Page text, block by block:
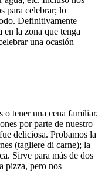
para celebrar; lo
Definitivamente
en la zona que tenga
una ocasión
o tener una cena familiar.
por parte de nuestro
deliciosa. Probamos la
(tagliere di carne); la
Sirve para más de dos
pizza, pero nos